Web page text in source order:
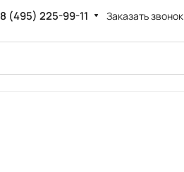
8 (495) 225-99-11 Заказать звонок